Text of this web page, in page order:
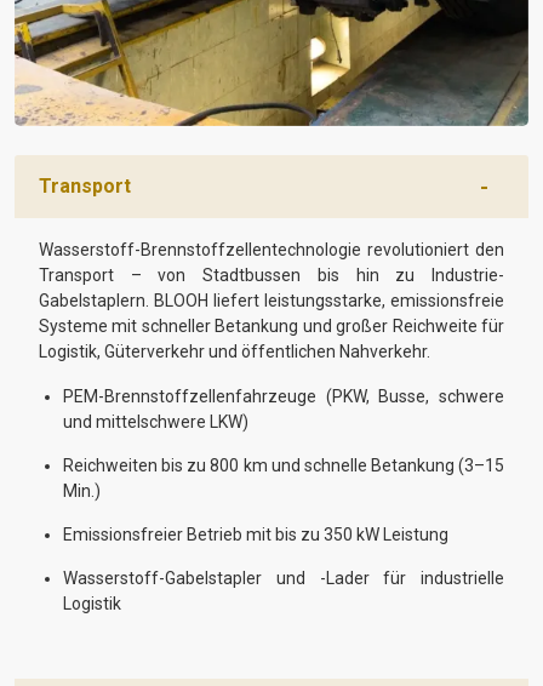
Transport
Wasserstoff-Brennstoffzellentechnologie revolutioniert den
Transport – von Stadtbussen bis hin zu Industrie-
Gabelstaplern. BLOOH liefert leistungsstarke, emissionsfreie
Systeme mit schneller Betankung und großer Reichweite für
Logistik, Güterverkehr und öffentlichen Nahverkehr.
PEM-Brennstoffzellenfahrzeuge (PKW, Busse, schwere
und mittelschwere LKW)
Reichweiten bis zu 800 km und schnelle Betankung (3–15
Min.)
Emissionsfreier Betrieb mit bis zu 350 kW Leistung
Wasserstoff-Gabelstapler und -Lader für industrielle
Logistik